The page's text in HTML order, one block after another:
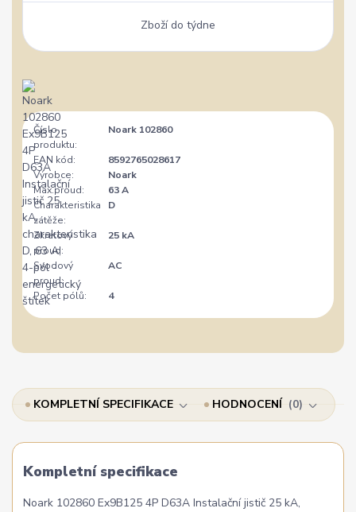
Zboží do týdne
Číslo
produktu:
Noark 102860
EAN kód:
8592765028617
Výrobce:
Noark
Max.proud:
63 A
Charakteristika
zátěže:
D
Zkratový
proud:
25 kA
Svodový
proud:
AC
Počet pólů: 4
KOMPLETNÍ SPECIFIKACE HODNOCENÍ 0
Kompletní specifikace
Noark 102860 Ex9B125 4P D63A Instalační jistič 25 kA,